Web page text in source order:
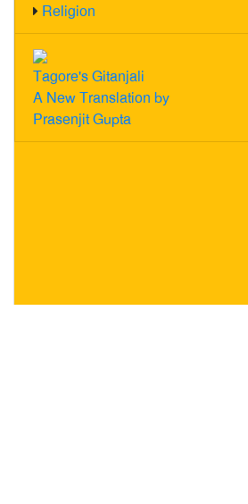
Religion
Tagore's Gitanjali
A New Translation by
Prasenjit Gupta